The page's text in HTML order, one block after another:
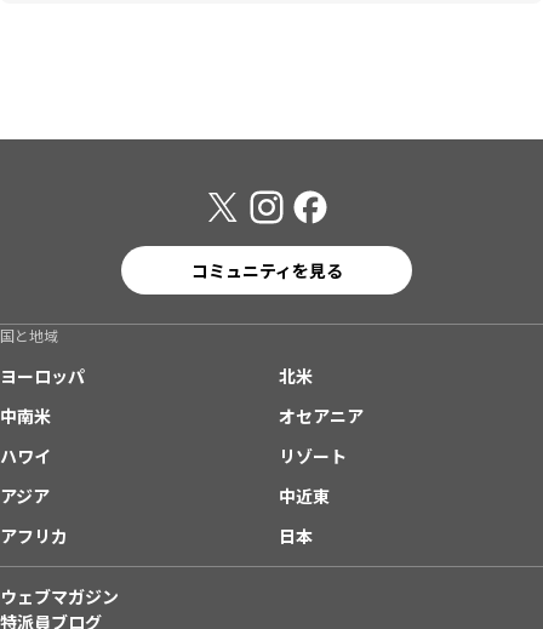
コミュニティを見る
国と地域
ヨーロッパ
北米
中南米
オセアニア
ハワイ
リゾート
アジア
中近東
アフリカ
日本
ウェブマガジン
特派員ブログ